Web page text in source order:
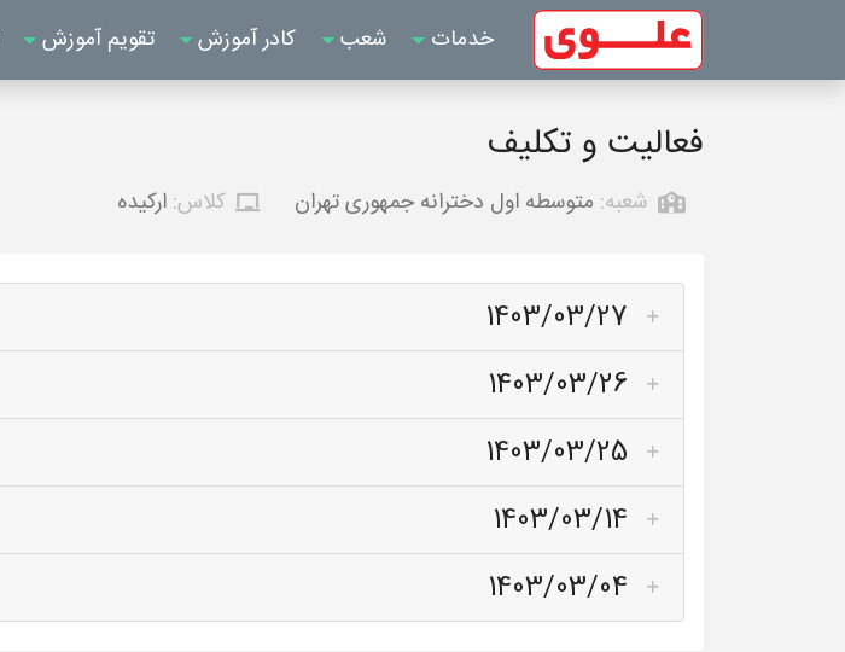
خدمات شعب کادر آموزش تقویم آموزش
فعالیت و تکلیف
شعبه: متوسطه اول دخترانه جمهوری تهران کلاس: ارکیده
1403/03/27
1403/03/26
1403/03/25
1403/03/14
1403/03/04